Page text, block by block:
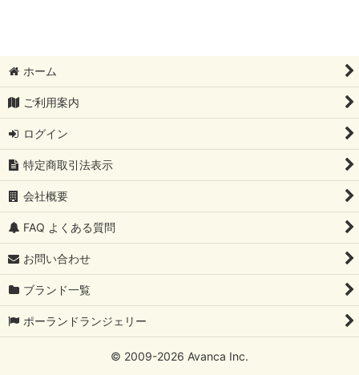
ホーム
ご利用案内
ログイン
特定商取引法表示
会社概要
FAQ よくある質問
お問い合わせ
ブランド一覧
ポーランドランジェリー
© 2009-2026 Avanca Inc.